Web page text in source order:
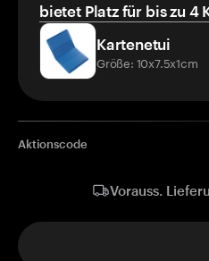
bietet Platz für bis zu 4
Kartenetui
Größe: 10x7.5x1cm
Aktionscode
Vorauss.